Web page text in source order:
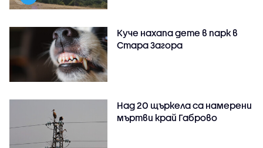
Куче нахапа дете в парк в
Стара Загора
Над 20 щъркела са намерени
мъртви край Габрово